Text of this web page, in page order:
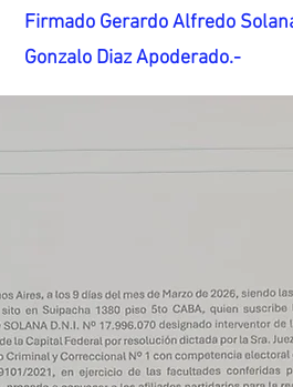
Firmado Gerardo Alfredo
Gonzalo Diaz Apoderado.-